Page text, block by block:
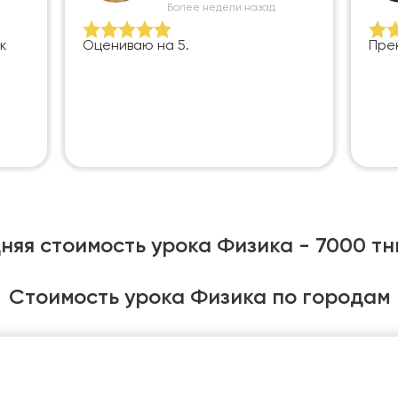
Более недели назад
Оцениваю на 5.
стоимость урока Физика - 7000
Стоимость урока Физика по городам